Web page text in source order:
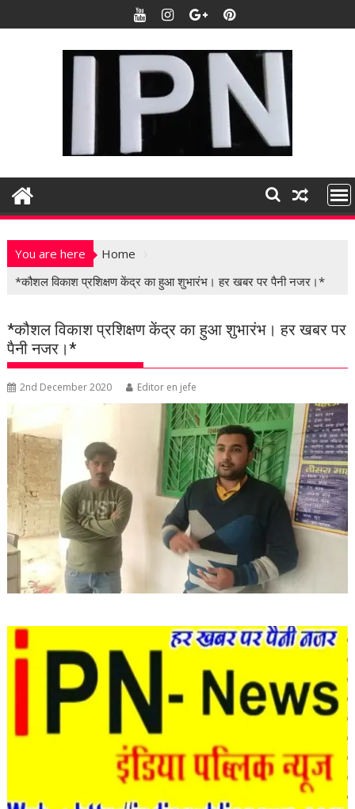
k
t
n
You are here
Home
*कौशल विकाश प्रशिक्षण केंद्र का हुआ शुभारंभ। हर खबर पर पैनी नजर।*
*कौशल विकाश प्रशिक्षण केंद्र का हुआ शुभारंभ। हर खबर पर
पैनी नजर।*
2nd December 2020 Editor en jefe